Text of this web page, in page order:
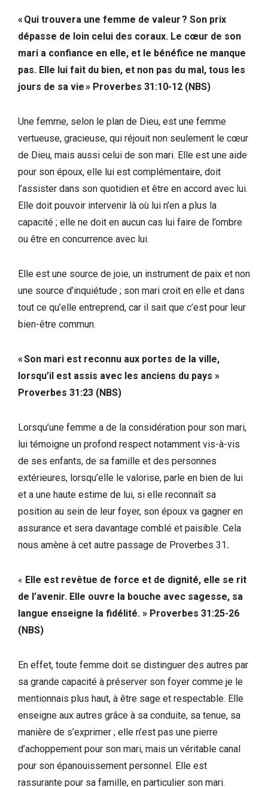
« Qui trouvera une femme de valeur ? Son prix
dépasse de loin celui des coraux. Le cœur de son
mari a confiance en elle, et le bénéfice ne manque
pas. Elle lui fait du bien, et non pas du mal, tous les
jours de sa vie » Proverbes 31:10-12 (NBS)
Une femme, selon le plan de Dieu, est une femme
vertueuse, gracieuse, qui réjouit non seulement le cœur
de Dieu, mais aussi celui de son mari. Elle est une aide
pour son époux, elle lui est complémentaire, doit
l’assister dans son quotidien et être en accord avec lui.
Elle doit pouvoir intervenir là où lui n’en a plus la
capacité ; elle ne doit en aucun cas lui faire de l’ombre
ou être en concurrence avec lui.
Elle est une source de joie, un instrument de paix et non
une source d’inquiétude ; son mari croit en elle et dans
tout ce qu’elle entreprend, car il sait que c’est pour leur
bien-être commun.
« Son mari est reconnu aux portes de la ville,
lorsqu’il est assis avec les anciens du pays »
Proverbes 31:23 (NBS)
Lorsqu’une femme a de la considération pour son mari,
lui témoigne un profond respect notamment vis-à-vis
de ses enfants, de sa famille et des personnes
extérieures, lorsqu’elle le valorise, parle en bien de lui
et a une haute estime de lui, si elle reconnaît sa
position au sein de leur foyer, son époux va gagner en
assurance et sera davantage comblé et paisible. Cela
nous amène à cet autre passage de Proverbes 31.
« Elle est revêtue de force et de dignité, elle se rit
de l’avenir. Elle ouvre la bouche avec sagesse, sa
langue enseigne la fidélité. » Proverbes 31:25-26
(NBS)
En effet, toute femme doit se distinguer des autres par
sa grande capacité à préserver son foyer comme je le
mentionnais plus haut, à être sage et respectable. Elle
enseigne aux autres grâce à sa conduite, sa tenue, sa
manière de s’exprimer ; elle n’est pas une pierre
d’achoppement pour son mari, mais un véritable canal
pour son épanouissement personnel. Elle est
rassurante pour sa famille, en particulier son mari.